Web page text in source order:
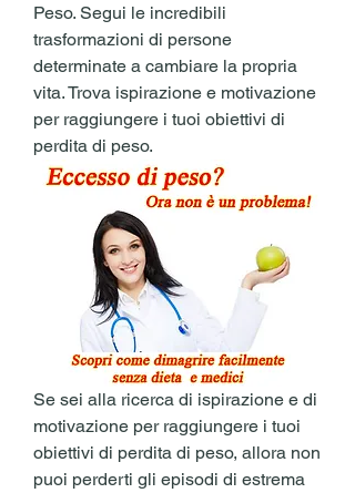
Peso. Segui le incredibili
trasformazioni di persone
determinate a cambiare la propria
vita. Trova ispirazione e motivazione
per raggiungere i tuoi obiettivi di
perdita di peso.
Se sei alla ricerca di ispirazione e di
motivazione per raggiungere i tuoi
obiettivi di perdita di peso, allora non
puoi perderti gli episodi di estrema